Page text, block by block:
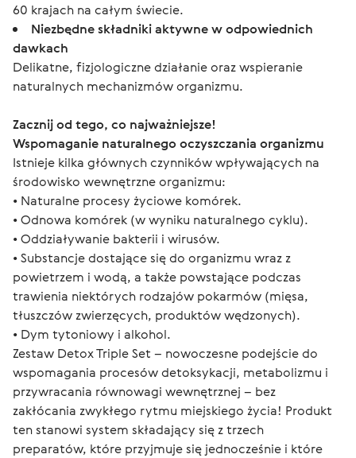
60 krajach na całym świecie.
Niezbędne składniki aktywne w odpowiednich
dawkach
Delikatne, fizjologiczne działanie oraz wspieranie
naturalnych mechanizmów organizmu.
Zacznij od tego, co najważniejsze!
Wspomaganie naturalnego oczyszczania organizmu
Istnieje kilka głównych czynników wpływających na
środowisko wewnętrzne organizmu:
• Naturalne procesy życiowe komórek.
• Odnowa komórek (w wyniku naturalnego cyklu).
• Oddziaływanie bakterii i wirusów.
• Substancje dostające się do organizmu wraz z
powietrzem i wodą, a także powstające podczas
trawienia niektórych rodzajów pokarmów (mięsa,
tłuszczów zwierzęcych, produktów wędzonych).
• Dym tytoniowy i alkohol.
Zestaw Detox Triple Set – nowoczesne podejście do
wspomagania procesów detoksykacji, metabolizmu i
przywracania równowagi wewnętrznej – bez
zakłócania zwykłego rytmu miejskiego życia! Produkt
ten stanowi system składający się z trzech
preparatów, które przyjmuje się jednocześnie i które